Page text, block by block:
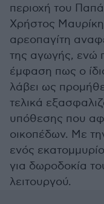
περιοχή του
Χρήστος
αρεοπαγίτη
της αγωγής, ενώ
έμφαση πως ο
λάβει ως
τελικά
υπόθεσης που
οικοπέδων. Με
ενός
για δωροδοκία
λειτουργού.